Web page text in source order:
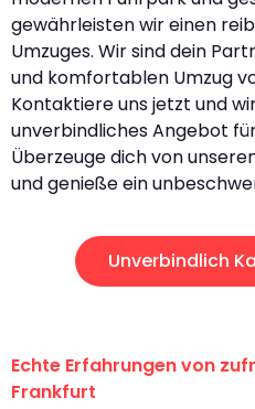
gewährleisten wir einen
Umzuges. Wir sind dein
und komfortablen Umzug
Kontaktiere uns jetzt und
unverbindliches Angebot
Überzeuge dich von
und genieße ein
Unverbindlich
Echte Erfahrungen von
Frankfurt